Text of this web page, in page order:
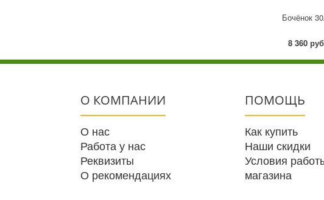
Бочёнок
8 360
О КОМПАНИИ
О нас
Работа у нас
Реквизиты
О рекомендациях
ПОМОЩЬ
Как купить
Наши скидки
Условия
магазина